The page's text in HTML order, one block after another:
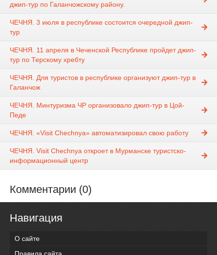
джип-тур по Галанчожскому району.
ЧЕЧНЯ. 3 июля в республике состоится очередной джип-
тур
ЧЕЧНЯ. 11 апреля в Чеченской Республике пройдет джип-
тур по Терскому хребту
ЧЕЧНЯ. Для туристов в республике организуют джип-тур в
Галанчож
ЧЕЧНЯ. Минтуризма ЧР организовало джип-тур в Цой-
Педе
ЧЕЧНЯ. «Visit Chechnya» автоматизировал свою работу
ЧЕЧНЯ. Visit Chechnya откроет в Мурманске туристско-
информационный центр
Комментарии (0)
Навигация
О сайте
Правила сайта